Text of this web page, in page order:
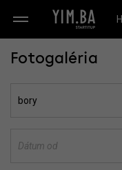
Fotogaléria